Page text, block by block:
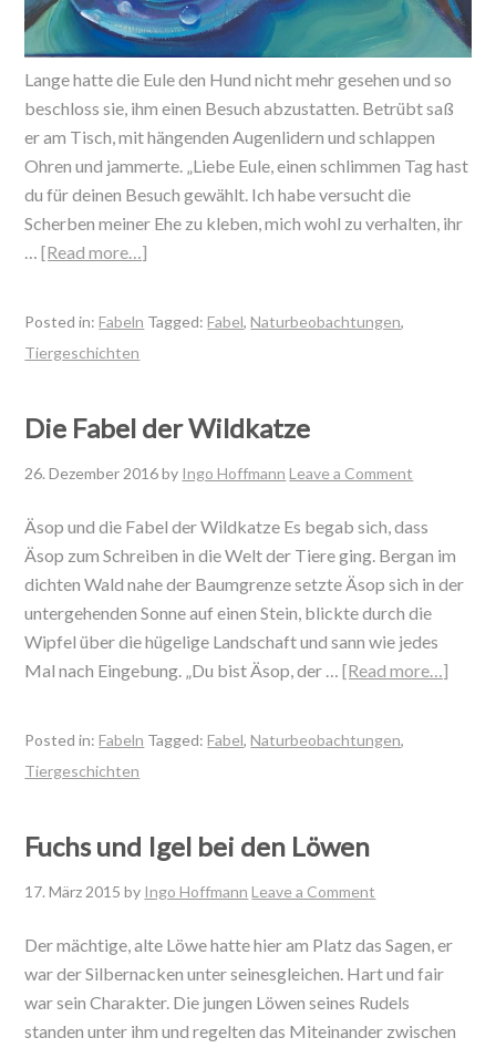
Lange hatte die Eule den Hund nicht mehr gesehen und so
beschloss sie, ihm einen Besuch abzustatten. Betrübt saß
er am Tisch, mit hängenden Augenlidern und schlappen
Ohren und jammerte. „Liebe Eule, einen schlimmen Tag hast
du für deinen Besuch gewählt. Ich habe versucht die
Scherben meiner Ehe zu kleben, mich wohl zu verhalten, ihr
…[Read more…]
Posted in:Fabeln Tagged:Fabel,Naturbeobachtungen,
Tiergeschichten
Die Fabel der Wildkatze
26. Dezember 2016by Ingo Hoffmann Leave a Comment
Äsop und die Fabel der Wildkatze Es begab sich, dass
Äsop zum Schreiben in die Welt der Tiere ging. Bergan im
dichten Wald nahe der Baumgrenze setzte Äsop sich in der
untergehenden Sonne auf einen Stein, blickte durch die
Wipfel über die hügelige Landschaft und sann wie jedes
Mal nach Eingebung. „Du bist Äsop, der …[Read more…]
Posted in:Fabeln Tagged:Fabel,Naturbeobachtungen,
Tiergeschichten
Fuchs und Igel bei den Löwen
17. März 2015 by Ingo Hoffmann Leave a Comment
Der mächtige, alte Löwe hatte hier am Platz das Sagen, er
war der Silbernacken unter seinesgleichen. Hart und fair
war sein Charakter. Die jungen Löwen seines Rudels
standen unter ihm und regelten das Miteinander zwischen